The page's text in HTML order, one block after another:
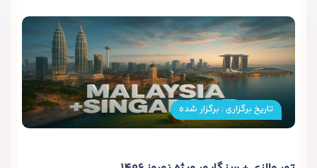
تاریخ برگزاری : برگزار شده